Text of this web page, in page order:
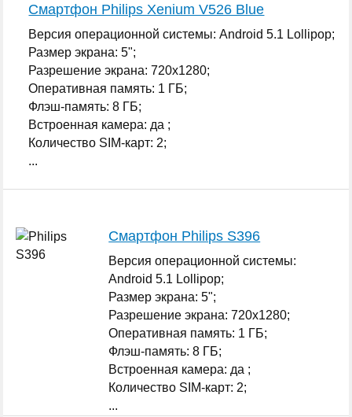
Смартфон Philips Xenium V526 Blue
Версия операционной системы: Android 5.1 Lollipop;
Размер экрана: 5";
Разрешение экрана: 720x1280;
Оперативная память: 1 ГБ;
Флэш-память: 8 ГБ;
Встроенная камера: да ;
Количество SIM-карт: 2;
...
Смартфон Philips S396
Версия операционной системы:
Android 5.1 Lollipop;
Размер экрана: 5";
Разрешение экрана: 720x1280;
Оперативная память: 1 ГБ;
Флэш-память: 8 ГБ;
Встроенная камера: да ;
Количество SIM-карт: 2;
...